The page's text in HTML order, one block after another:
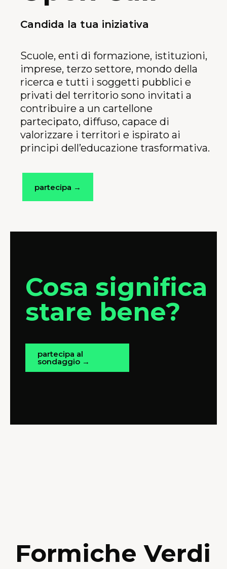
Candida la tua iniziativa
Scuole, enti di formazione, istituzioni,
imprese, terzo settore, mondo della
ricerca e tutti i soggetti pubblici e
privati del territorio sono invitati a
contribuire a un cartellone
partecipato, diffuso, capace di
valorizzare i territori e ispirato ai
principi dell’educazione trasformativa.
partecipa →
Cosa significa
stare bene?
partecipa al
sondaggio →
Formiche Verdi